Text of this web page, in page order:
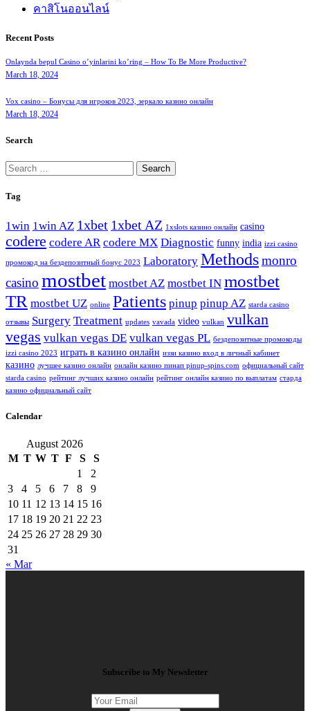
คาสิโนออนไลน์
Recent Posts
Onlaynda bepul Casino o’yinlarini ko’ring – How To Be More Productive?
March 18, 2024
Vox casino – Бонусы для игроков 2023, зеркало казино онлайн
March 18, 2024
Search
Search
for:
Tag
1win 1win AZ 1xbet 1xbet AZ 1xslots казино онлайн casino
codere codere AR codere MX Diagnostic funny india izzi casino
промокод на бездепозитный бонус 2023 Laboratory Methodsmonro
casino mostbet mostbet AZ mostbet IN mostbet
TR mostbet UZ online Patients pinup pinup AZ starda casino
отзывы Surgery Treatment updates vavada video vulkan vulkan
vegas vulkan vegas DE vulkan vegas PL бездепозитные промокоды
izzi casino 2023 играть в казино онлайн иззи казино вход в личный кабинет
казино лучшее казино онлайн онлайн казино пинап pinup-spins.com официальный сайт
starda casino рейтинг лучших казино онлайн рейтинг онлайн казино по выплатам старда
казино официальный сайт
Calendar
August 2026
M T W T F S
S
1
2
3
4 5 6 7 8
9
10 11 12 13 14 15 16
17 18 19 20 21 22 23
24 25 26 27 28 29 30
31
« Mar
Subscribe to My Newsletter